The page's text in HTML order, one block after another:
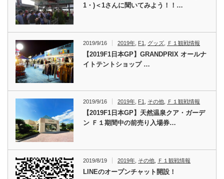
1・)＜1さんに聞いてみよう！！…
2019/9/16 2019年 F1 グッズ Ｆ１観戦情報
【2019F1日本GP】GRANDPRIX オールナ
イトテントショップ …
2019/9/16 2019年 F1 その他 Ｆ１観戦情報
【2019F1日本GP】天然温泉クア・ガーデ
ン Ｆ１期間中の前売り入場券…
2019/8/19 2019年 その他 Ｆ１観戦情報
LINEのオープンチャット開設！